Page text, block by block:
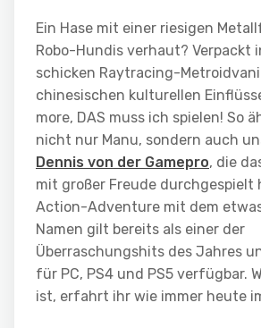
Ein Hase mit einer riesigen
Robo-Hundis verhaut? Verpackt
schicken Raytracing-
chinesischen kulturellen
more, DAS muss ich spielen! So
nicht nur Manu, sondern auch
Dennis von der Gamepro, die
mit großer Freude durchgespielt
Action-Adventure mit dem
Namen gilt bereits als einer der
Überraschungshits des Jahres
für PC, PS4 und PS5 verfügbar.
ist, erfahrt ihr wie immer heute